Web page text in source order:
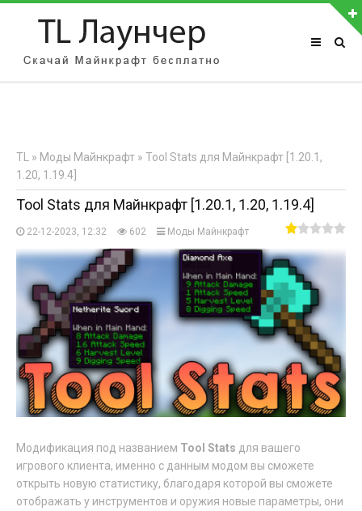
АВТОРИЗАЦИЯ НА САЙТЕ
Регистрация
TL » Моды Майнкрафт » Tool Stats для Майнкрафт [1.20.1,
1.20, 1.19.4]
Tool Stats для Майнкрафт [1.20.1, 1.20, 1.19.4]
22-12-2023, 12:32 602 Моды Майнкрафт
Модификация под названием Tool Stats для вашего
игрового клиента, именно с данным модом вы сможете
открыть новую статистику, благодаря которой вы сможете
отображать у инструментов и оружия новые параметры, они